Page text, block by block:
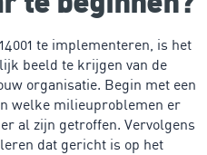
te implementeren, is het
beeld te krijgen van de
organisatie. Begin met een
welke milieuproblemen er
al zijn getroffen. Vervolgens
dat gericht is op het